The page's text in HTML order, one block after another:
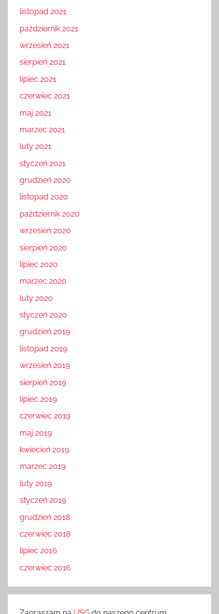
listopad 2021
październik 2021
wrzesień 2021
sierpień 2021
lipiec 2021
czerwiec 2021
maj 2021
marzec 2021
luty 2021
styczeń 2021
grudzień 2020
listopad 2020
październik 2020
wrzesień 2020
sierpień 2020
lipiec 2020
marzec 2020
luty 2020
styczeń 2020
grudzień 2019
listopad 2019
wrzesień 2019
sierpień 2019
lipiec 2019
czerwiec 2019
maj 2019
kwiecień 2019
marzec 2019
luty 2019
styczeń 2019
grudzień 2018
czerwiec 2018
lipiec 2016
czerwiec 2016